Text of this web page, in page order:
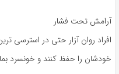
آرامش تحت فشار
افراد روان آزار حتی در استرسی
خودشان را حفظ کنند و خونسرد